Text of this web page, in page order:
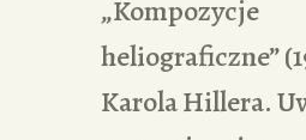
„Kompozycje
heliograficzne”
Karola Hillera.